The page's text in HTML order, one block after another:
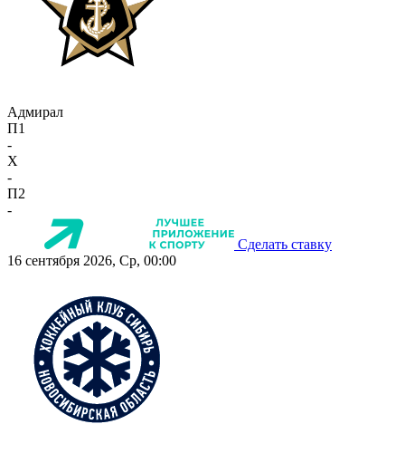
Адмирал
П1
-
X
-
П2
-
Сделать ставку
16 сентября 2026, Ср, 00:00